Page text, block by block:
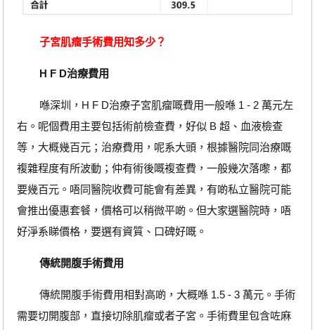
子宮肌瘤手術費用知多少？
H F D治療費用
喺深圳，H F D治療子宮肌瘤嘅費用一般喺 1 - 2 萬元左
右。呢個費用主要包括術前檢查費，好似 B 超、血液檢查
等，大概幾百元；治療費用，呢系大頭，根據醫院同治療嘅
複雜程度有所波動；仲有術後嘅複查費，一般幾次落嚟，都
要幾百元。唔同醫院收費可能會有差異，有啲私立醫院可能
會推出優惠套餐，價格可以稍微平啲。但大家選醫院時，唔
好淨系睇價格，要選有資質、口碑好嘅。
傳統開腹手術費用
傳統開腹手術費用相對高啲，大概喺 1.5 - 3 萬元。手術
需要切開腹部，直接切除肌瘤或者子宮。手術費里包含咗麻